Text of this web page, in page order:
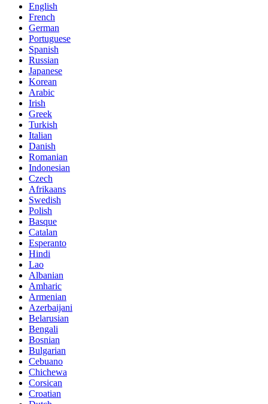
English
French
German
Portuguese
Spanish
Russian
Japanese
Korean
Arabic
Irish
Greek
Turkish
Italian
Danish
Romanian
Indonesian
Czech
Afrikaans
Swedish
Polish
Basque
Catalan
Esperanto
Hindi
Lao
Albanian
Amharic
Armenian
Azerbaijani
Belarusian
Bengali
Bosnian
Bulgarian
Cebuano
Chichewa
Corsican
Croatian